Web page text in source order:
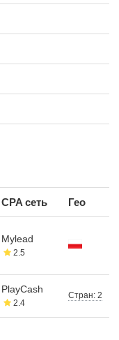
CPA сеть Гео
Mylead
2.5
PlayCash
2.4
Стран: 2